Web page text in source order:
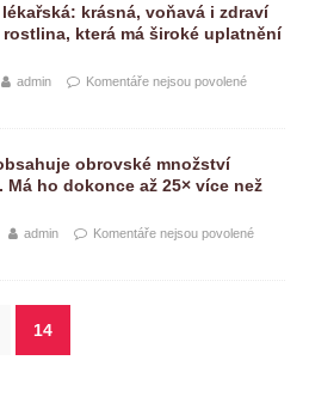
krásná, voňavá i zdraví
která má široké uplatnění
admin Komentáře nejsou povolené
obrovské množství
Má ho dokonce až 25× více než
admin Komentáře nejsou povolené
14